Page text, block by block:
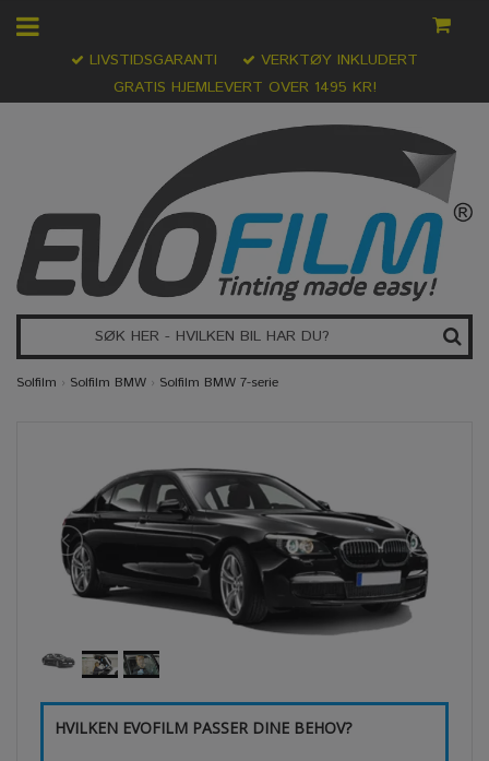
GRATIS HJEMLEVERT OVER 1495 KR!
LIVSTIDSGARANTI VERKTØY INKLUDERT
Solfilm › Solfilm BMW › Solfilm BMW 7-serie
HVILKEN EVOFILM PASSER DINE BEHOV?